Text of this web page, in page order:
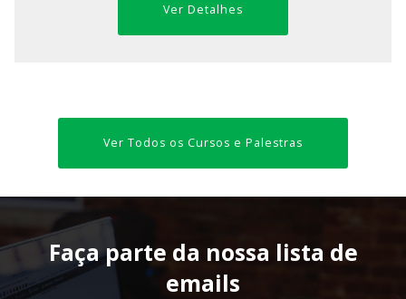
Ver Detalhes
Ver Todos os Cursos e Palestras
Faça parte da nossa lista de
emails